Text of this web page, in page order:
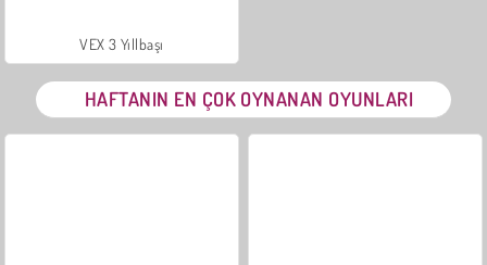
VEX 3 Yıllbaşı
HAFTANIN EN ÇOK OYNANAN OYUNLARI